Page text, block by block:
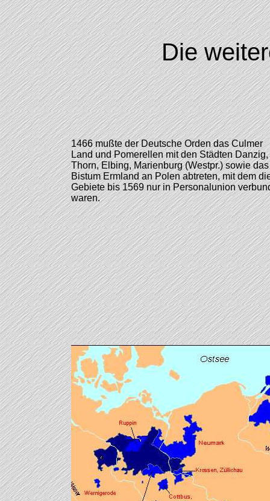
Die
1466 mußte der Deutsche Orden das Culmer
Land und Pomerellen mit den Städten Danzig,
Thorn, Elbing, Marienburg (Westpr.) sowie das
Bistum Ermland an Polen abtreten, mit dem
Gebiete bis 1569 nur in Personalunion
waren.